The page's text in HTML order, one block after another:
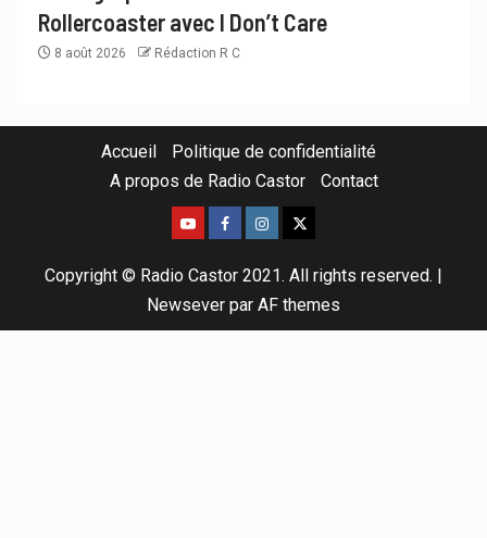
Rollercoaster avec I Don’t Care
8 août 2026 Rédaction R C
Accueil
Politique de confidentialité
A propos de Radio Castor
Contact
Copyright © Radio Castor 2021. All rights reserved.
Newsever par AF themes